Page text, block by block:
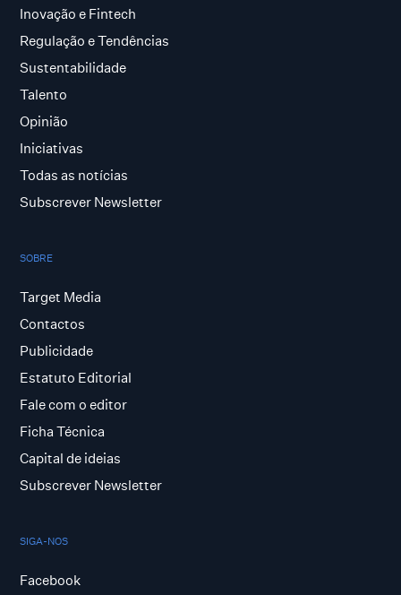
Inovação e Fintech
Regulação e Tendências
Sustentabilidade
Talento
Opinião
Iniciativas
Todas as notícias
Subscrever Newsletter
SOBRE
Target Media
Contactos
Publicidade
Estatuto Editorial
Fale com o editor
Ficha Técnica
Capital de ideias
Subscrever Newsletter
SIGA-NOS
Facebook